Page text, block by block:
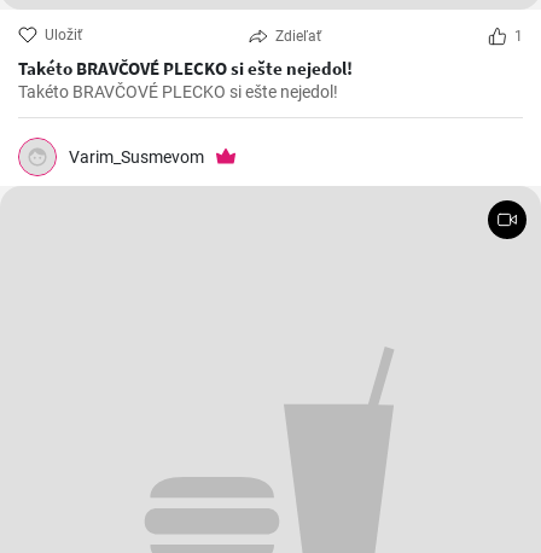
Uložiť Zdieľať 1
Takéto BRAVČOVÉ PLECKO si ešte nejedol!
Takéto BRAVČOVÉ PLECKO si ešte nejedol!
Varim_Susmevom